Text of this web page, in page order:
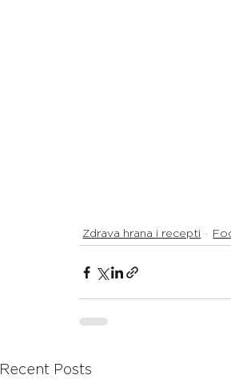
Zdrava hrana i recepti
Recent Posts